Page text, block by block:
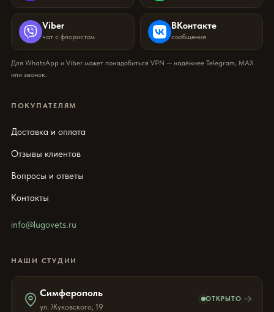
Viber
чат с флористом
ВКонтакте
сообщения
Для WhatsApp и Viber может понадобиться VPN — надёжнее Telegram, MAX
или звонок.
ПОКУПАТЕЛЯМ
Доставка и оплата
Отзывы клиентов
Вопросы и ответы
Контакты
info@lugovets.ru
НАШИ СТУДИИ
Симферополь
ул. Жуковского, 19
ОТКРЫТО →